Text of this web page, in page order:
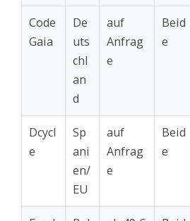
Code
Gaia
De
uts
chl
an
d
auf
Anfrag
e
Beid
e
Dcycl
e
Sp
ani
en/
EU
auf
Anfrag
e
Beid
e